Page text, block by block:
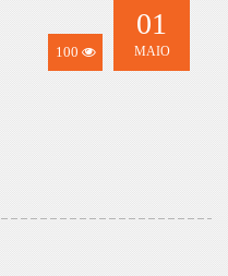
100
01
MAIO